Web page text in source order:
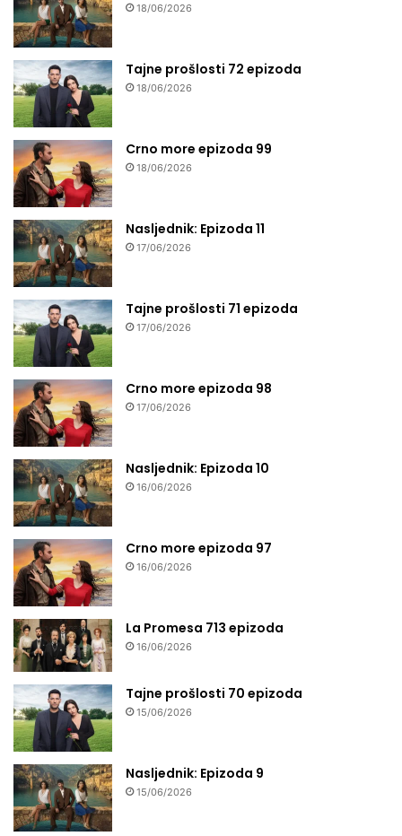
18/06/2026
Tajne prošlosti 72 epizoda
18/06/2026
Crno more epizoda 99
18/06/2026
Nasljednik: Epizoda 11
17/06/2026
Tajne prošlosti 71 epizoda
17/06/2026
Crno more epizoda 98
17/06/2026
Nasljednik: Epizoda 10
16/06/2026
Crno more epizoda 97
16/06/2026
La Promesa 713 epizoda
16/06/2026
Tajne prošlosti 70 epizoda
15/06/2026
Nasljednik: Epizoda 9
15/06/2026